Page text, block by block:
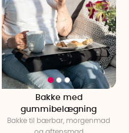
Bakke med
gummibelægning
Bakke til bærbar, morgenmad